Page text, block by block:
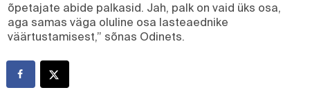
õpetajate abide palkasid. Jah, palk on vaid üks osa,
aga samas väga oluline osa lasteaednike
väärtustamisest,” sõnas Odinets.